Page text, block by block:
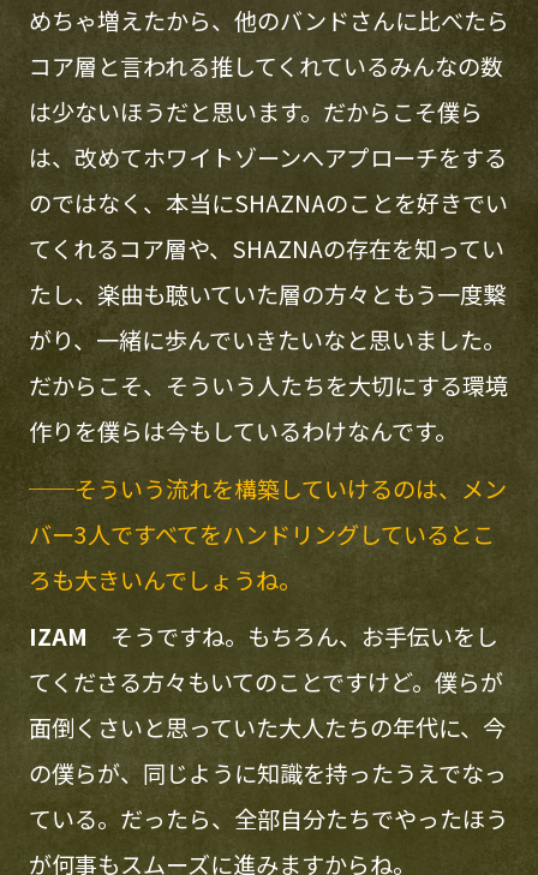
めちゃ増えたから、他のバンドさんに比べたら
コア層と言われる推してくれているみんなの数
は少ないほうだと思います。だからこそ僕ら
は、改めてホワイトゾーンへアプローチをする
のではなく、本当にSHAZNAのことを好きでい
てくれるコア層や、SHAZNAの存在を知ってい
たし、楽曲も聴いていた層の方々ともう一度繋
がり、一緒に歩んでいきたいなと思いました。
だからこそ、そういう人たちを大切にする環境
作りを僕らは今もしているわけなんです。
──そういう流れを構築していけるのは、メン
バー3人ですべてをハンドリングしているとこ
ろも大きいんでしょうね。
IZAM そうですね。もちろん、お手伝いをし
てくださる方々もいてのことですけど。僕らが
面倒くさいと思っていた大人たちの年代に、今
の僕らが、同じように知識を持ったうえでなっ
ている。だったら、全部自分たちでやったほう
が何事もスムーズに進みますからね。